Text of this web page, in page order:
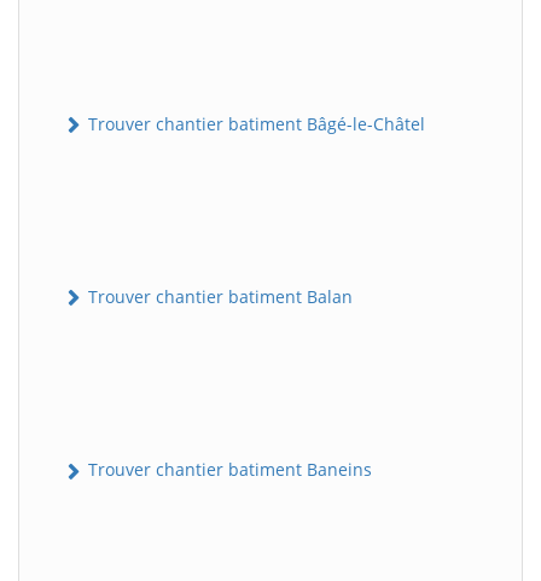
Trouver chantier batiment Bâgé-le-Châtel
Trouver chantier batiment Balan
Trouver chantier batiment Baneins